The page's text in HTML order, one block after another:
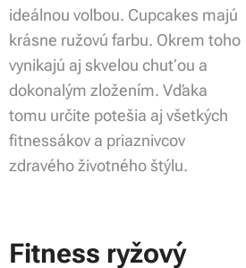
ideálnou voľbou. Cupcakes majú
krásne ružovú farbu. Okrem toho
vynikajú aj skvelou chuťou a
dokonalým zložením. Vďaka
tomu určite potešia aj všetkých
fitnessákov a priaznivcov
zdravého životného štýlu.
Fitness ryžový